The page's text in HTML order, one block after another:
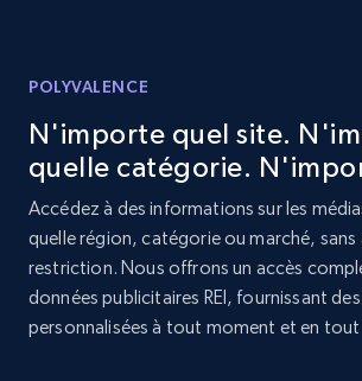
URL, Product id, Listing inventory id,
price, and more.
1.9K+ 323+
Etsy - Collect data on products
POLYVALENCE
N'importe quel site.
quelle catégorie.
Accédez à des informations sur les
quelle région, catégorie ou marché, sans
restriction. Nous offrons un accès
données publicitaires REI, fournissant
personnalisées à tout moment et en tout